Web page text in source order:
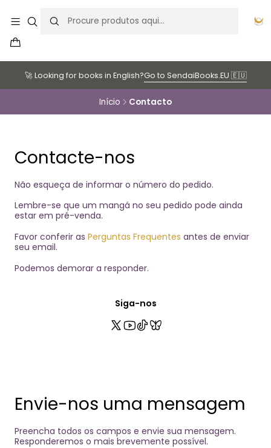
🚀 Looking for books in English?Go to SendaiBooks.EU 🇪🇺
Início Contacto
Contacte-nos
Não esqueça de informar o número do pedido.
Lembre-se que um mangá no seu pedido pode ainda
estar em pré-venda.
Favor conferir as Perguntas Frequentes antes de enviar
seu email.
Podemos demorar a responder.
Siga-nos
Envie-nos uma mensagem
Preencha todos os campos e envie sua mensagem.
Responderemos o mais brevemente possível.